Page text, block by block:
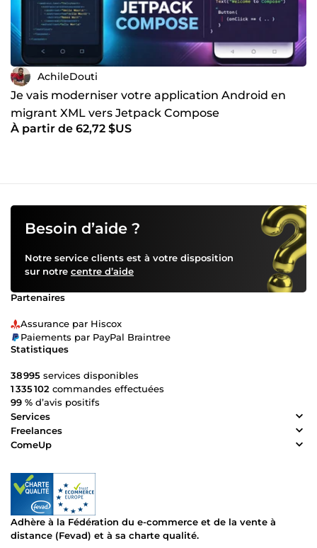
AchileDouti
Je vais moderniser votre application Android en
migrant XML vers Jetpack Compose
À partir de 62,72 $US
Besoin d’aide ?
Notre service clients est à votre disposition
sur notre centre d’aide
Partenaires
Assurance par Hiscox
Paiements par PayPal Braintree
Statistiques
38 995 services disponibles
1 335 102 commandes effectuées
99 % d’avis positifs
Services
Freelances
ComeUp
Adhère à la Fédération du e-commerce et de la vente à
distance (Fevad) et à sa charte qualité.